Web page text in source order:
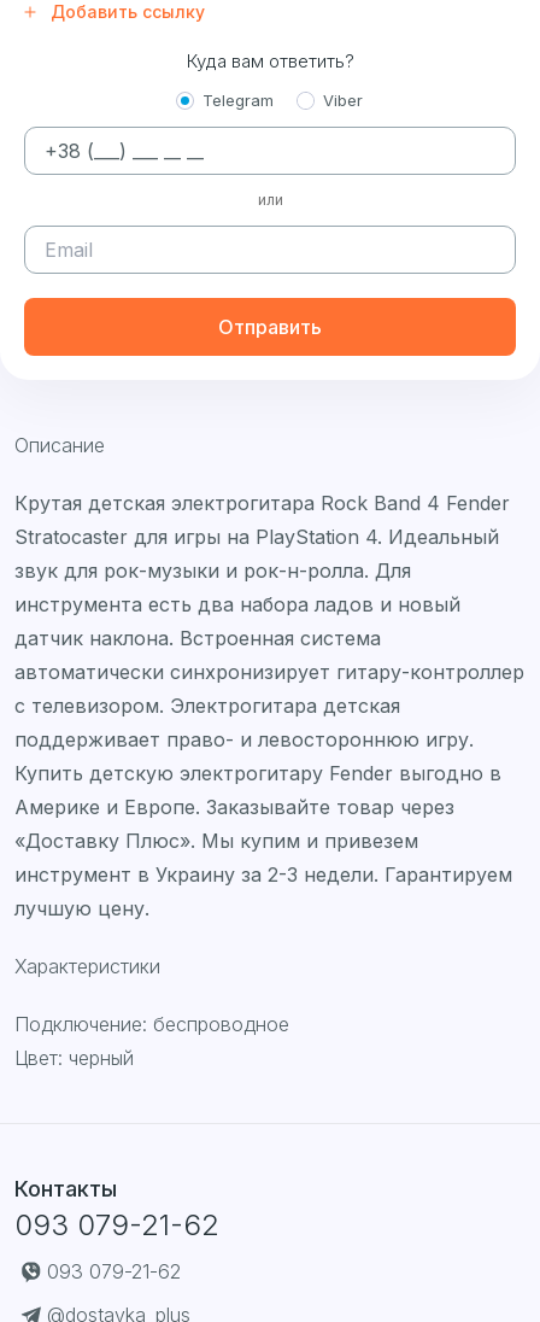
Добавить ссылку
Куда вам ответить?
Telegram Viber
или
Отправить
Описание
Крутая детская электрогитара Rock Band 4 Fender
Stratocaster для игры на PlayStation 4. Идеальный
звук для рок-музыки и рок-н-ролла. Для
инструмента есть два набора ладов и новый
датчик наклона. Встроенная система
автоматически синхронизирует гитару-контроллер
с телевизором. Электрогитара детская
поддерживает право- и левостороннюю игру.
Купить детскую электрогитару Fender выгодно в
Америке и Европе. Заказывайте товар через
«Доставку Плюс». Мы купим и привезем
инструмент в Украину за 2-3 недели. Гарантируем
лучшую цену.
Характеристики
Подключение: беспроводное
Цвет: черный
Контакты
093 079-21-62
093 079-21-62
@dostavka_plus